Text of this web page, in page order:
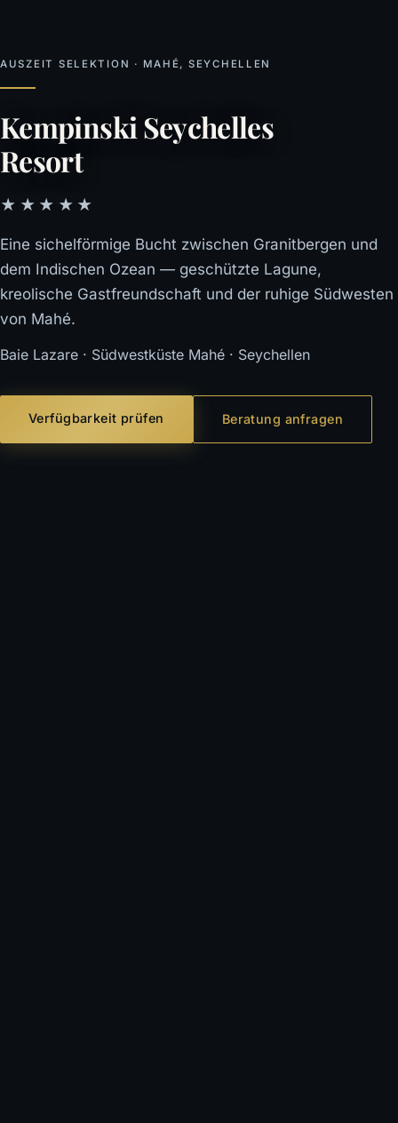
AUSZEIT SELEKTION · MAHÉ, SEYCHELLEN
Kempinski Seychelles
Resort
★★★★★
Eine sichelförmige Bucht zwischen Granitbergen und
dem Indischen Ozean — geschützte Lagune,
kreolische Gastfreundschaft und der ruhige Südwesten
von Mahé.
Baie Lazare · Südwestküste Mahé · Seychellen
Verfügbarkeit prüfen Beratung anfragen